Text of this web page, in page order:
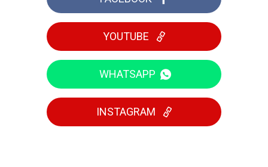
YOUTUBE
WHATSAPP
INSTAGRAM